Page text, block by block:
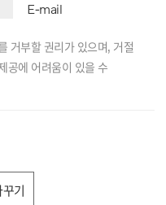
E-mail
거부할 권리가 있으며, 거절
공에 어려움이 있을 수
기